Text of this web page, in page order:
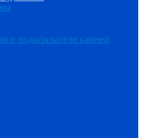
и подогреватели камней